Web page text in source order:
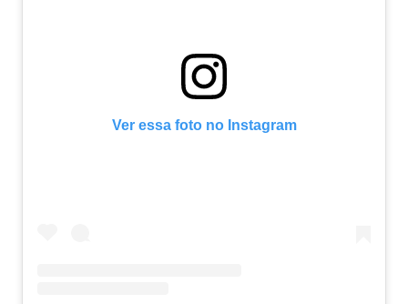
Ver essa foto no Instagram